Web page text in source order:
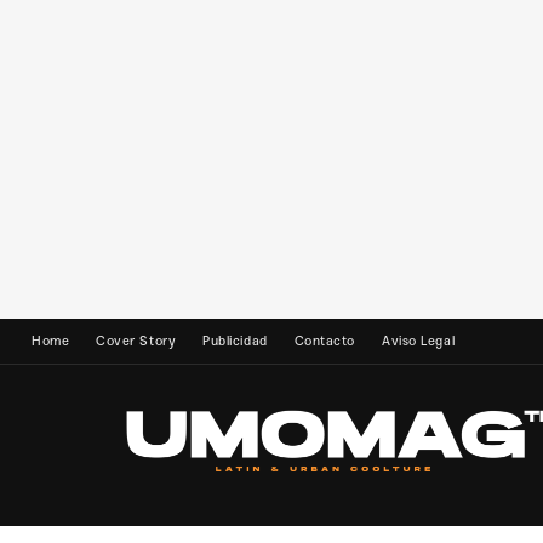
Home Cover Story Publicidad Contacto Aviso Legal